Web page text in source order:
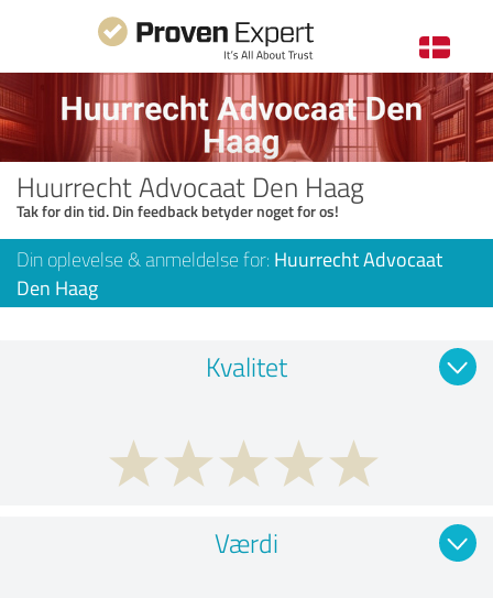
Huurrecht Advocaat Den Haag
Tak for din tid. Din feedback betyder noget for os!
Din oplevelse & anmeldelse for: Huurrecht Advocaat
Den Haag
Kvalitet
Værdi